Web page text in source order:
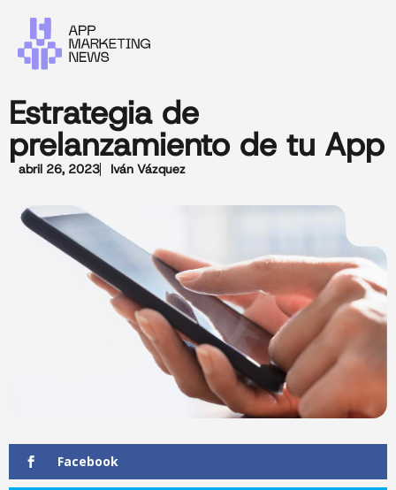
Estrategia de
prelanzamiento de tu App
abril 26, 2023 Iván Vázquez
Facebook